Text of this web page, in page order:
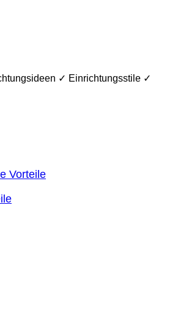
✓ Einrichtungsstile ✓